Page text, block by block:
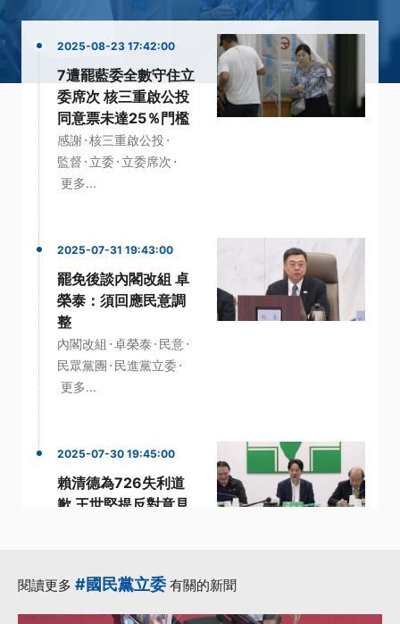
2025-08-23 17:42:00
7遭罷藍委全數守住立
委席次 核三重啟公投
同意票未達25％門檻
感謝·核三重啟公投 ·
監督 · 立委· 立委席次 ·
更多...
2025-07-31 19:43:00
罷免後談內閣改組 卓
榮泰：須回應民意調
整
內閣改組 ·卓榮泰· 民意·
民眾黨團 · 民進黨立委·
更多...
2025-07-30 19:45:00
賴清德為726失利道
歉 王世堅提反對意見
總統賴清德·更多...
閱讀更多 #國民黨立委 有關的新聞